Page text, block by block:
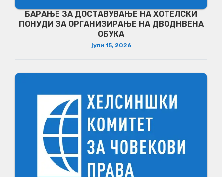
БАРАЊЕ ЗА ДОСТАВУВАЊЕ НA ХОТЕЛСКИ
ПОНУДИ ЗА ОРГАНИЗИРАЊЕ НА ДВОДНВЕНА
ОБУКА
јули 15, 2026